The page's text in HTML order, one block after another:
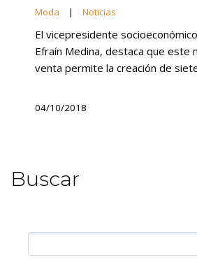
Moda | Noticias
El vicepresidente
Efraín Medina, destaca que este
venta permite la creación de
04/10/2018
Buscar